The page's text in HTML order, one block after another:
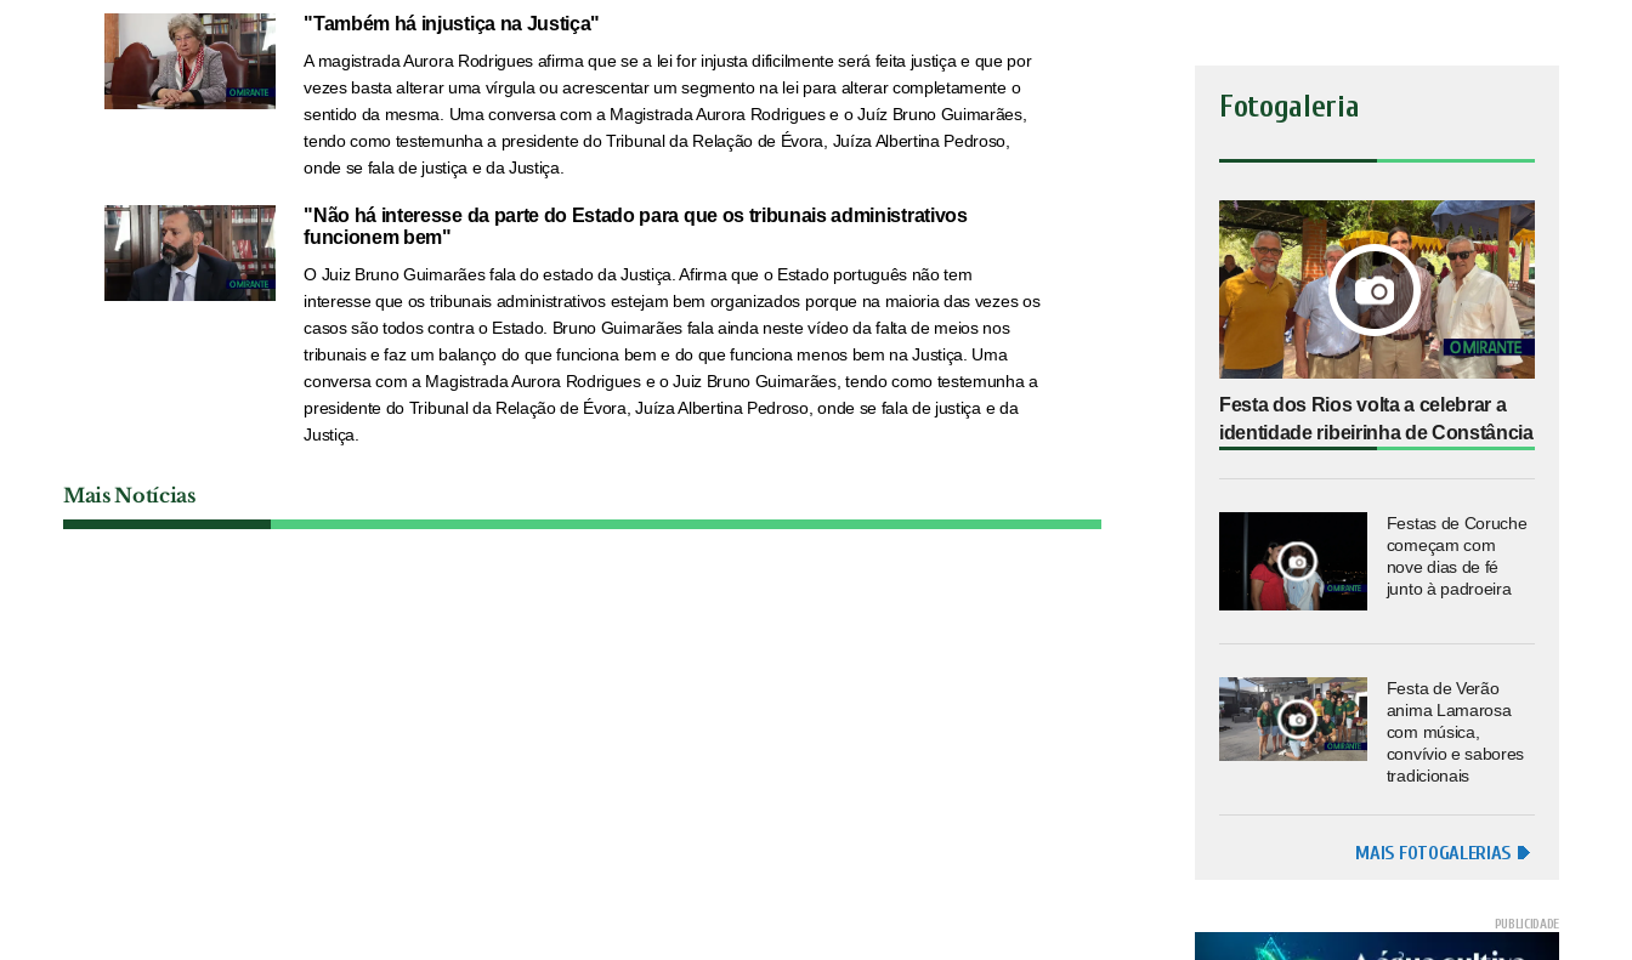
"Também há injustiça na Justiça"
A magistrada Aurora Rodrigues afirma que se a lei for injusta dificilmente será feita justiça e que por
vezes basta alterar uma vírgula ou acrescentar um segmento na lei para alterar completamente o
sentido da mesma. Uma conversa com a Magistrada Aurora Rodrigues e o Juíz Bruno Guimarães,
tendo como testemunha a presidente do Tribunal da Relação de Évora, Juíza Albertina Pedroso,
onde se fala de justiça e da Justiça.
"Não há interesse da parte do Estado para que os tribunais administrativos
funcionem bem"
O Juiz Bruno Guimarães fala do estado da Justiça. Afirma que o Estado português não tem
interesse que os tribunais administrativos estejam bem organizados porque na maioria das vezes os
casos são todos contra o Estado. Bruno Guimarães fala ainda neste vídeo da falta de meios nos
tribunais e faz um balanço do que funciona bem e do que funciona menos bem na Justiça. Uma
conversa com a Magistrada Aurora Rodrigues e o Juiz Bruno Guimarães, tendo como testemunha a
presidente do Tribunal da Relação de Évora, Juíza Albertina Pedroso, onde se fala de justiça e da
Justiça.
Mais Notícias
Fotogaleria
Festa dos Rios volta a celebrar a
identidade ribeirinha de Constância
Festas de Coruche
começam com
nove dias de fé
junto à padroeira
Festa de Verão
anima Lamarosa
com música,
convívio e sabores
tradicionais
MAIS FOTOGALERIAS